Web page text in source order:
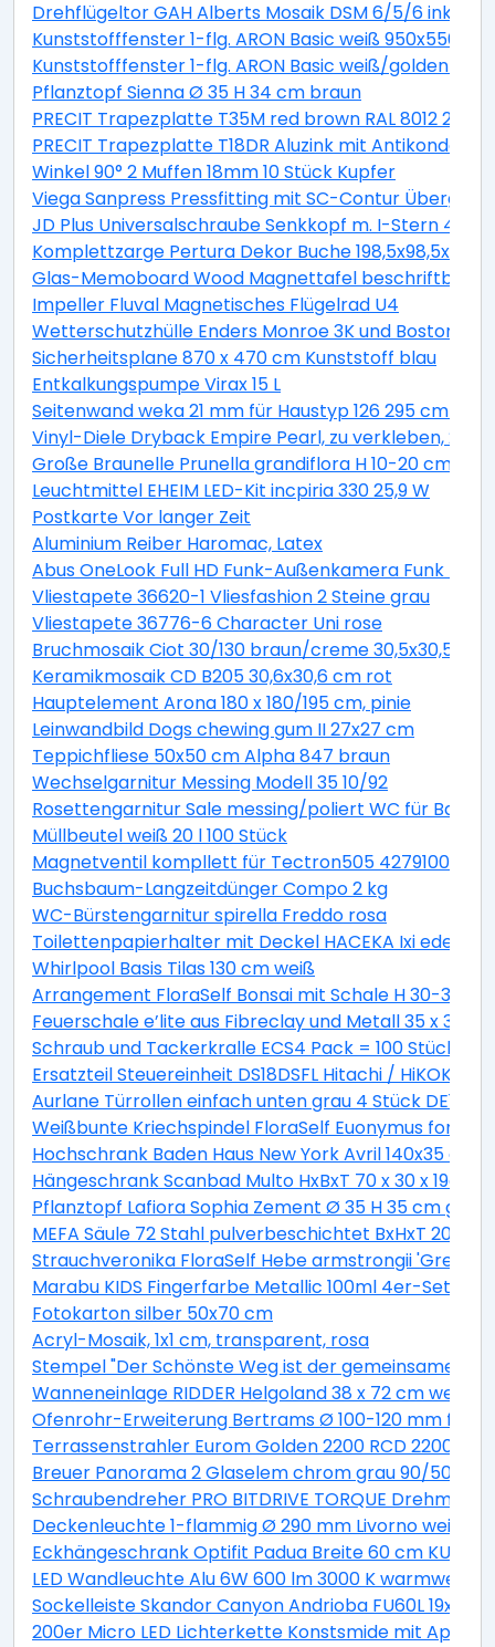
Drehflügeltor GAH Alberts Mosaik DSM 6/5/6 inkl.
Kunststofffenster 1-flg. ARON Basic weiß 950x550
Kunststofffenster 1-flg. ARON Basic weiß/golden oak
Pflanztopf Sienna Ø 35 H 34 cm braun
PRECIT Trapezplatte T35M red brown RAL 8012 2300
PRECIT Trapezplatte T18DR Aluzink mit
Winkel 90° 2 Muffen 18mm 10 Stück Kupfer
Viega Sanpress Pressfitting mit SC-Contur
JD Plus Universalschraube Senkkopf m. I-Stern
Komplettzarge Pertura Dekor Buche 198,5x98,5x16,0
Glas-Memoboard Wood Magnettafel beschriftbar
Impeller Fluval Magnetisches Flügelrad U4
Wetterschutzhülle Enders Monroe 3K und Boston 3K
Sicherheitsplane 870 x 470 cm Kunststoff blau
Entkalkungspumpe Virax 15 L
Seitenwand weka 21 mm für Haustyp 126 295 cm
Vinyl-Diele Dryback Empire Pearl, zu verkleben,
Große Braunelle Prunella grandiflora H 10-20 cm Co
Leuchtmittel EHEIM LED-Kit incpiria 330 25,9 W
Postkarte Vor langer Zeit
Aluminium Reiber Haromac, Latex
Abus OneLook Full HD Funk-Außenkamera Funk
Vliestapete 36620-1 Vliesfashion 2 Steine grau
Vliestapete 36776-6 Character Uni rose
Bruchmosaik Ciot 30/130 braun/creme 30,5x30,5 cm
Keramikmosaik CD B205 30,6x30,6 cm rot
Hauptelement Arona 180 x 180/195 cm, pinie
Leinwandbild Dogs chewing gum II 27x27 cm
Teppichfliese 50x50 cm Alpha 847 braun
Wechselgarnitur Messing Modell 35 10/92
Rosettengarnitur Sale messing/poliert WC für Bad +
Müllbeutel weiß 20 l 100 Stück
Magnetventil kompllett für Tectron505 42791000
Buchsbaum-Langzeitdünger Compo 2 kg
WC-Bürstengarnitur spirella Freddo rosa
Toilettenpapierhalter mit Deckel HACEKA Ixi
Whirlpool Basis Tilas 130 cm weiß
Arrangement FloraSelf Bonsai mit Schale H 30-38
Feuerschale e’lite aus Fibreclay und Metall 35 x 35 x
Schraub und Tackerkralle ECS4 Pack = 100 Stück
Ersatzteil Steuereinheit DS18DSFL Hitachi / HiKOKI
Aurlane Türrollen einfach unten grau 4 Stück DE142
Weißbunte Kriechspindel FloraSelf Euonymus
Hochschrank Baden Haus New York Avril 140x35 cm
Hängeschrank Scanbad Multo HxBxT 70 x 30 x 19cm
Pflanztopf Lafiora Sophia Zement Ø 35 H 35 cm grau
MEFA Säule 72 Stahl pulverbeschichtet BxHxT 205/
Strauchveronika FloraSelf Hebe armstrongii 'Green
Marabu KIDS Fingerfarbe Metallic 100ml 4er-Set
Fotokarton silber 50x70 cm
Acryl-Mosaik, 1x1 cm, transparent, rosa
Stempel "Der Schönste Weg ist der gemeinsame"
Wanneneinlage RIDDER Helgoland 38 x 72 cm weiß
Ofenrohr-Erweiterung Bertrams Ø 100-120 mm
Terrassenstrahler Eurom Golden 2200 RCD 2200W
Breuer Panorama 2 Glaselem chrom grau 90/50 cm
Schraubendreher PRO BITDRIVE TORQUE
Deckenleuchte 1-flammig Ø 290 mm Livorno weiß/
Eckhängeschrank Optifit Padua Breite 60 cm KUPD
LED Wandleuchte Alu 6W 600 lm 3000 K warmweiß
Sockelleiste Skandor Canyon Andrioba FU60L
200er Micro LED Lichterkette Konstsmide mit App